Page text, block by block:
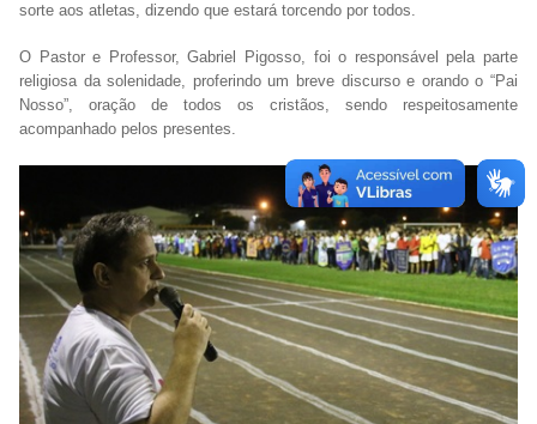
sorte aos atletas, dizendo que estará torcendo por todos.
O Pastor e Professor, Gabriel Pigosso, foi o responsável pela parte
religiosa da solenidade, proferindo um breve discurso e orando o “Pai
Nosso”, oração de todos os cristãos, sendo respeitosamente
acompanhado pelos presentes.